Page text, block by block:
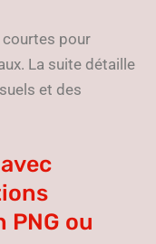
pour
La suite détaille
et des
PNG ou